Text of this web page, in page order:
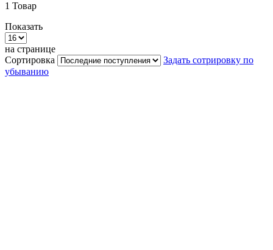
1 Товар
Показать
на странице
Сортировка
Задать сотрировку по
убыванию